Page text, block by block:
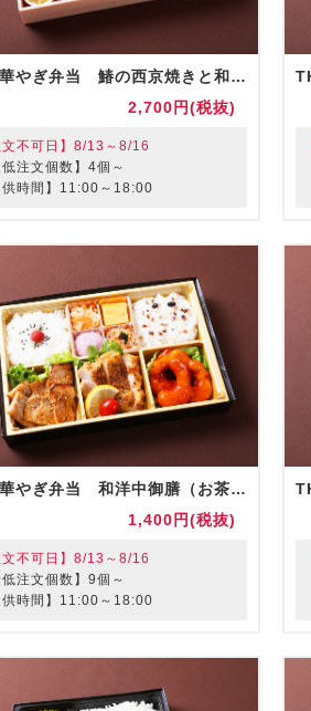
TKP華やぎ弁当 鰆の西京焼きと和惣菜膳（お茶付）
2,700円(税抜)
文不可日】8/13～8/16
低注文個数】4個～
供時間】11:00～18:00
TKP華やぎ弁当 和洋中御膳（お茶付）
1,400円(税抜)
文不可日】8/13～8/16
低注文個数】9個～
供時間】11:00～18:00